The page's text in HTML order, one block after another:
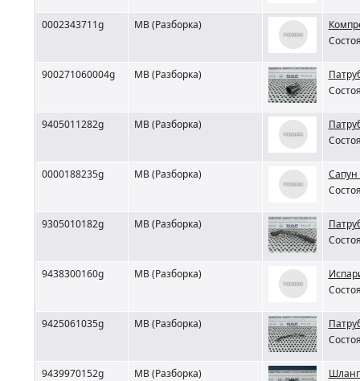
0002343711g MB (Разборка)
900271060004g MB (Разборка)
9405011282g MB (Разборка)
0000188235g MB (Разборка)
Сапун
9305010182g MB (Разборка)
9438300160g MB (Разборка)
9425061035g MB (Разборка)
9439970152g MB (Разборка)